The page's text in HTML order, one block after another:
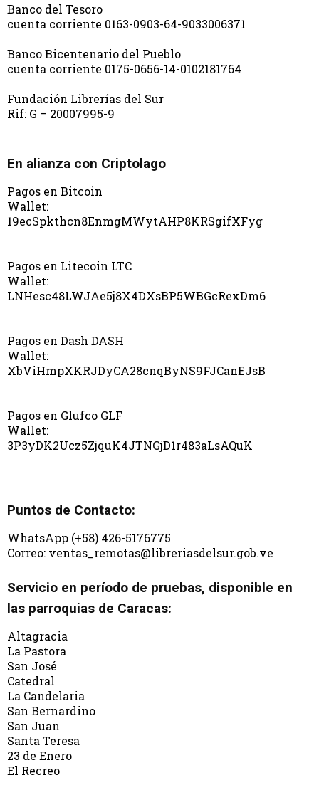
Banco del Tesoro
cuenta corriente 0163-0903-64-9033006371
Banco Bicentenario del Pueblo
cuenta corriente 0175-0656-14-0102181764
Fundación Librerías del Sur
Rif: G – 20007995-9
En alianza con Criptolago
Pagos en Bitcoin
Wallet:
19ecSpkthcn8EnmgMWytAHP8KRSgifXFyg
Pagos en Litecoin LTC
Wallet:
LNHesc48LWJAe5j8X4DXsBP5WBGcRexDm6
Pagos en Dash DASH
Wallet:
XbViHmpXKRJDyCA28cnqByNS9FJCanEJsB
Pagos en Glufco GLF
Wallet:
3P3yDK2Ucz5ZjquK4JTNGjD1r483aLsAQuK
Puntos de Contacto:
WhatsApp (+58) 426-5176775
Correo: ventas_remotas@libreriasdelsur.gob.ve
Servicio en período de pruebas, disponible en
las parroquias de Caracas:
Altagracia
La Pastora
San José
Catedral
La Candelaria
San Bernardino
San Juan
Santa Teresa
23 de Enero
El Recreo